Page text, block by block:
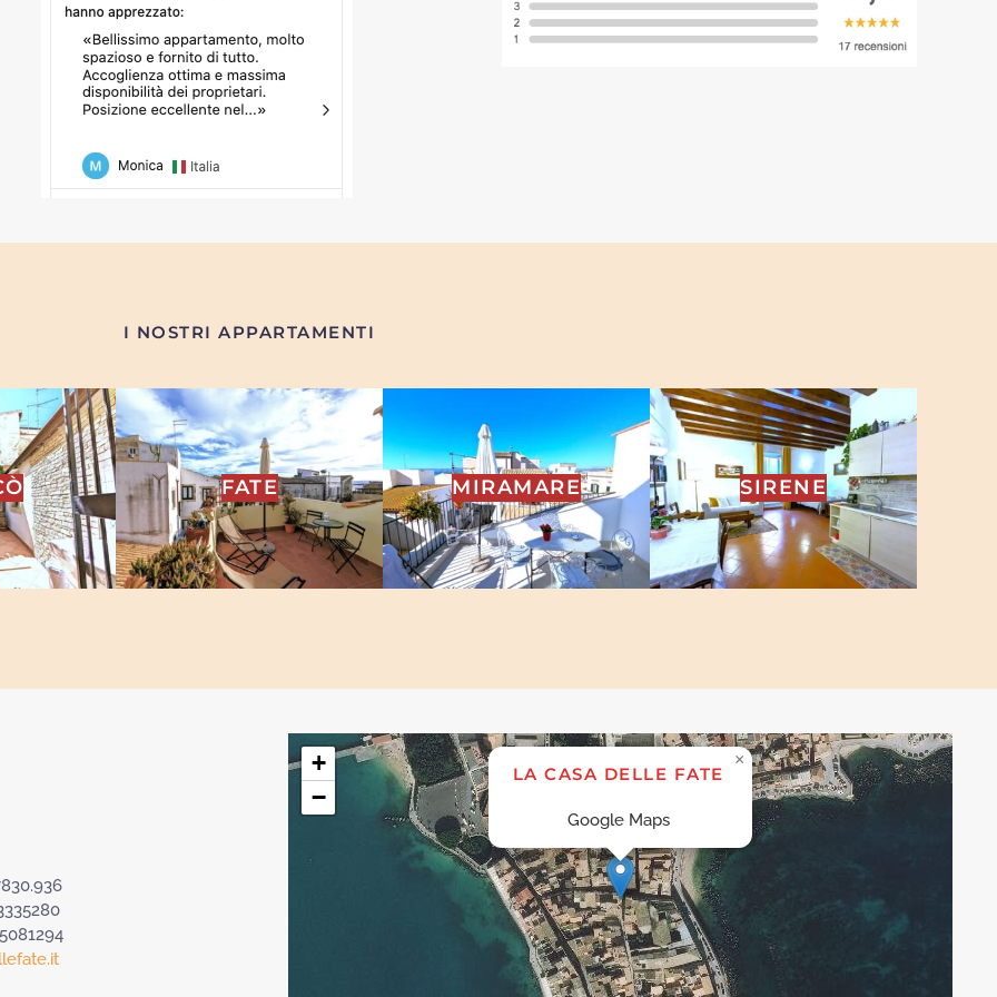
I NOSTRI APPARTAMENTI
FATE MIRAMARE SIRENE
LA CASA DELLE FATE
Google Maps
×
+
−